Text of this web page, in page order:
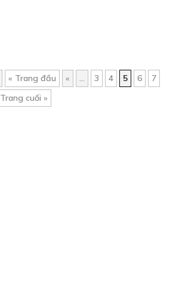
« Trang đầu « ... 3 4 5 6
7
Trang cuối »